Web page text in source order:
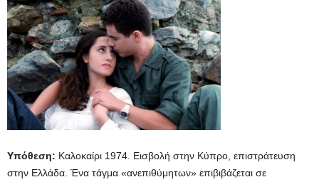
Υπόθεση: Καλοκαίρι 1974. Εισβολή στην Κύπρο, επιστράτευση
στην Ελλάδα. Ένα τάγμα «ανεπιθύμητων» επιβιβάζεται σε